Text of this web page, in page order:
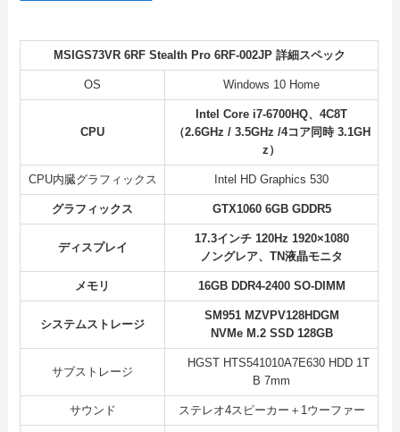
MSIGS73VR 6RF Stealth Pro 6RF-002JP詳細スペック
OS Windows 10 Home
CPU
Intel Core i7-6700HQ、4C8T
（2.6GHz / 3.5GHz /4コア同時 3.1GH
z）
CPU内臓グラフィックス Intel HD Graphics 530
グラフィックス GTX1060 6GB GDDR5
ディスプレイ
17.3インチ 120Hz 1920×1080
ノングレア、TN液晶モニタ
メモリ 16GB DDR4-2400 SO-DIMM
システムストレージ
SM951 MZVPV128HDGM
NVMe M.2 SSD 128GB
サブストレージ
HGST HTS541010A7E630 HDD 1T
B 7mm
サウンド ステレオ4スピーカー＋1ウーファー